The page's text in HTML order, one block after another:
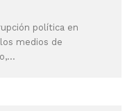
política en
medios de